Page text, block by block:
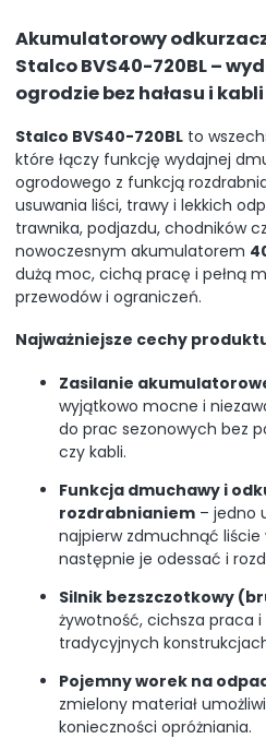
Akumulatorowy
Stalco BVS40-720BL –
ogrodzie bez hałasu i kabli
Stalco BVS40-720BL to
które łączy funkcję wydajnej
ogrodowego z funkcją
usuwania liści, trawy i lekkich
trawnika, podjazdu, chodników
nowoczesnym akumulatorem
dużą moc, cichą pracę i pełną
przewodów i ograniczeń.
Najważniejsze cechy
Zasilanie
wyjątkowo mocne i
do prac sezonowych bez
czy kabli.
Funkcja dmuchawy i
rozdrabnianiem – jedno
najpierw zdmuchnąć liście
następnie je odessać i
Silnik bezszczotkowy
żywotność, cichsza praca i
tradycyjnych
Pojemny worek na
zmielony materiał
konieczności opróżniania.